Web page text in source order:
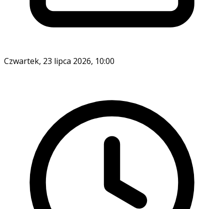
Czwartek, 23 lipca 2026, 10:00